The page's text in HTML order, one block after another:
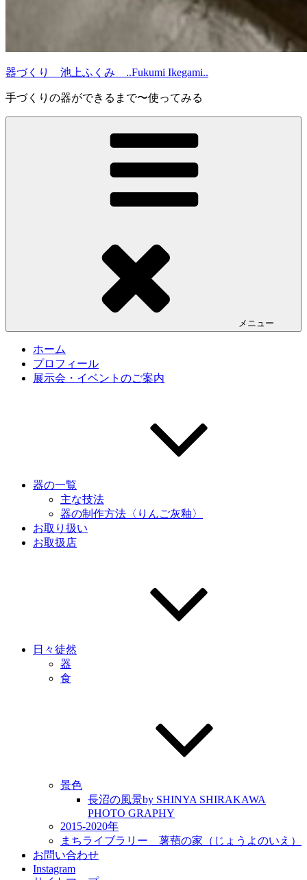
器づくり 池上ふくみ ..Fukumi Ikegami..
手づくりの器ができるまで〜使ってみる
メニュー
ホーム
プロフィール
展示会・イベントのご案内
器の一覧
主な技法
器の制作方法〈りんご灰釉〉
お取り扱い
お取扱店
日々徒然
器
食
景色
長沼の風景by SHINYA SHIRAKAWA
PHOTO GRAPHY
2015-2020年
まちライブラリー 薯蕷の家（じょうよのいえ）
お問い合わせ
Instagram